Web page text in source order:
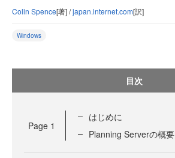
Colin Spence[著] /japan.internet.com[訳]
Windows
目次
Page 1
はじめに
Planning Serverの概要